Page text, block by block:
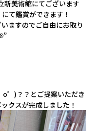
新美術館にてございます
にて鑑賞ができます！
ますのでご自由にお取り
゜)？？とご提案いただき
クスが完成しました！